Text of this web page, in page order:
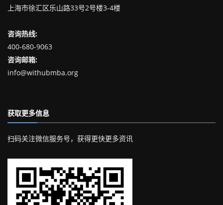
上海市徐汇区乐山路33号2号楼3-4楼
咨询热线:
400-680-9063
咨询邮箱:
info@withubmba.org
获取更多信息
扫码关注微信服务号，获得更快更多资讯